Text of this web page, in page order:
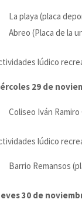
La playa (placa
Abreo (Placa de la
lúdico
29 de
Coliseo Iván Ramiro
lúdico
Barrio Remansos
30 de